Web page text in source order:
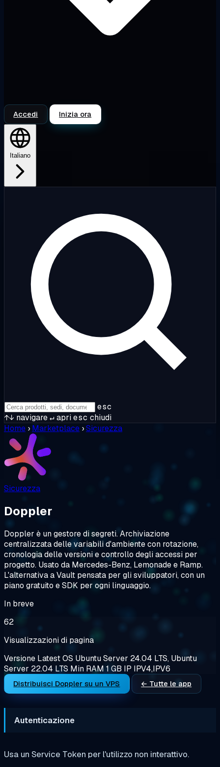
Accedi Inizia ora
Italiano
esc
↑↓ navigare↵apriesc chiudi
Home › Marketplace ›Sicurezza
Sicurezza
Doppler
Doppler è un gestore di segreti. Archiviazione
centralizzata delle variabili d'ambiente con rotazione,
cronologia delle versioni e controllo degli accessi per
progetto. Usato da Mercedes-Benz, Lemonade e Ramp.
L'alternativa a Vault pensata per gli sviluppatori, con un
piano gratuito e SDK per ogni linguaggio.
In breve
62
Visualizzazioni di pagina
Versione LatestOS Ubuntu Server 24.04 LTS, Ubuntu
Server 22.04 LTS Min RAM 1 GB IP IPV4,IPV6
Distribuisci Doppler su un VPS ← Tutte le app
Autenticazione
Usa un Service Token per l'utilizzo non interattivo.